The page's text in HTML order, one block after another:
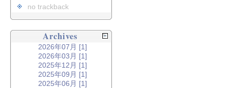
no trackback
Archives
2026年07月 [1]
2026年03月 [1]
2025年12月 [1]
2025年09月 [1]
2025年06月 [1]